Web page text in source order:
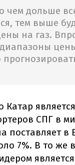
чем дольше
тем выше
на газ.
Катар
СПГ в
поставляет в
7%. В то же
является